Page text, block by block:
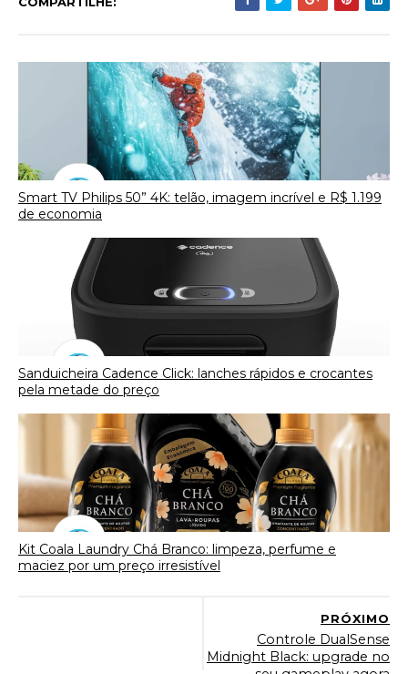
Smart TV Philips 50” 4K: telão, imagem incrível e R$ 1.199
de economia
Sanduicheira Cadence Click: lanches rápidos e crocantes
pela metade do preço
Kit Coala Laundry Chá Branco: limpeza, perfume e
maciez por um preço irresistível
PRÓXIMO
Controle DualSense
Midnight Black: upgrade no